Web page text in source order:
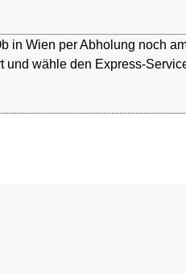
in Wien per Abholung noch
und wähle den Express-